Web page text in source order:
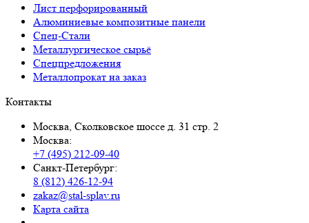
Лист перфорированный
Алюминиевые композитные панели
Спец-Стали
Металлургическое сырьё
Спецпредложения
Металлопрокат на заказ
Контакты
Москва, Сколковское шоссе д. 31 стр. 2
Москва:
+7 (495) 212-09-40
Санкт-Петербург:
8 (812) 426-12-94
zakaz@stal-splav.ru
Карта сайта